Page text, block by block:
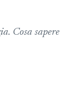
Cosa sapere